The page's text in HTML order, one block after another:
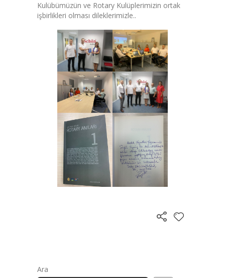
Kulübümüzün ve Rotary Kulüplerimizin ortak
işbirlikleri olması dileklerimizle..
Ara